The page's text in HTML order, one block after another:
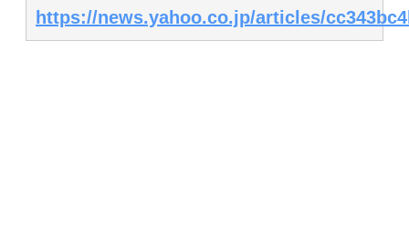
https://news.yahoo.co.jp/articles/